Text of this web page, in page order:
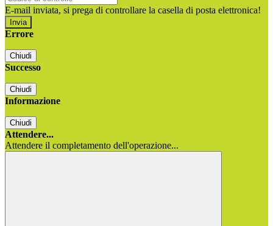
E-mail inviata, si prega di controllare la casella di posta elettronica!
Errore
Chiudi
Successo
Chiudi
Informazione
Chiudi
Attendere...
Attendere il completamento dell'operazione...